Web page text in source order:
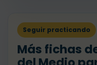
Seguir practicando
Más fichas